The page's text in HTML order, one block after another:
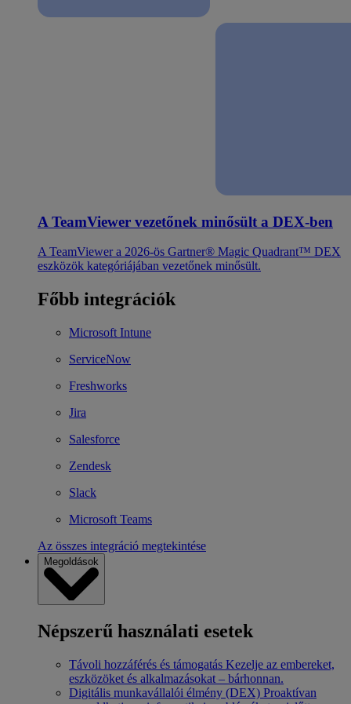
A TeamViewer vezetőnek minősült a DEX-ben
A TeamViewer a 2026-ös Gartner® Magic Quadrant™ DEX
eszközök kategóriájában vezetőnek minősült.
Főbb integrációk
Microsoft Intune
ServiceNow
Freshworks
Jira
Salesforce
Zendesk
Slack
Microsoft Teams
Az összes integráció megtekintése
Megoldások
Népszerű használati esetek
Távoli hozzáférés és támogatás Kezelje az embereket,
eszközöket és alkalmazásokat – bárhonnan.
Digitális munkavállalói élmény (DEX) Proaktívan